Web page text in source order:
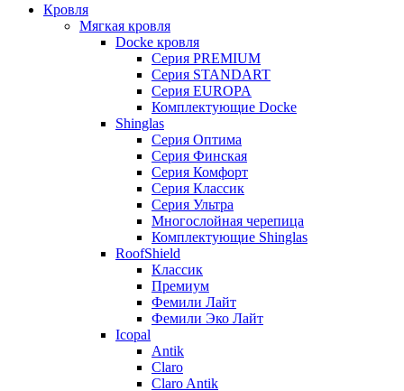
Кровля
Мягкая кровля
Docke кровля
Серия PREMIUM
Серия STANDART
Серия EUROPA
Комплектующие Docke
Shinglas
Серия Оптима
Серия Финская
Серия Комфорт
Серия Классик
Серия Ультра
Многослойная черепица
Комплектующие Shinglas
RoofShield
Классик
Премиум
Фемили Лайт
Фемили Эко Лайт
Icopal
Antik
Claro
Claro Antik